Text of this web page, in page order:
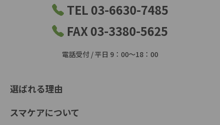
TEL 03-6630-7485
FAX 03-3380-5625
電話受付 / 平日 9：00～18：00
選ばれる理由
スマケアについて